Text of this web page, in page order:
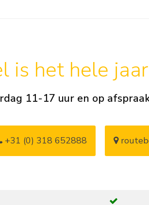
is het hele
11-17 uur en op
+31 (0) 318 652888